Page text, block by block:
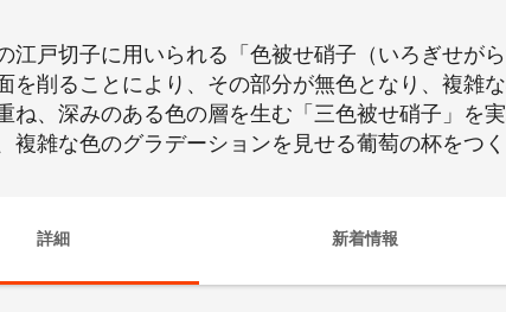
江戸切子に用いられる「色被せ硝子（いろぎせが
を削ることにより、その部分が無色となり、複雑
ね、深みのある色の層を生む「三色被せ硝子」を
複雑な色のグラデーションを見せる葡萄の杯をつく
詳細 新着情報